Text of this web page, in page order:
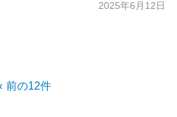
2025年6月12日
前の12件